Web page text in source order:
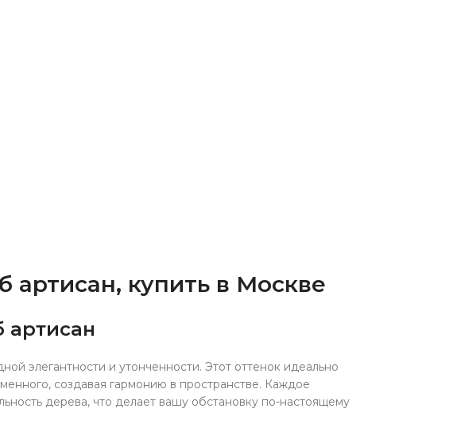
купить в Москве
артисан
элегантности и утонченности. Этот оттенок идеально
создавая гармонию в пространстве. Каждое
дерева, что делает вашу обстановку по-настоящему